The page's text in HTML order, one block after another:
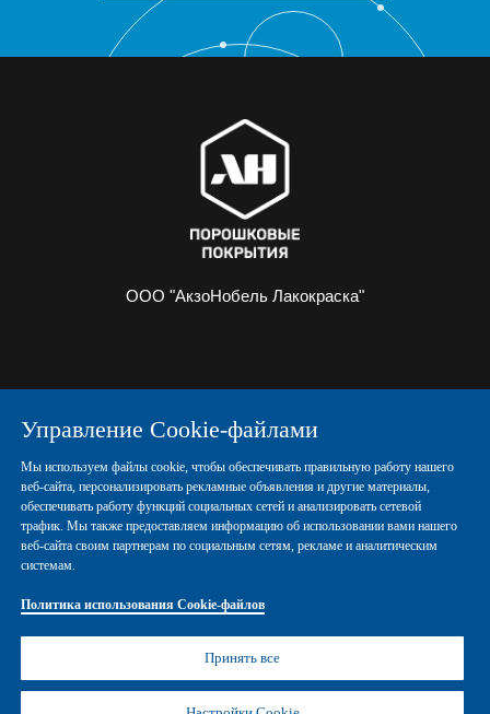
Управление Cookie-файлами
Мы используем файлы cookie, чтобы обеспечивать правильную работу нашего
веб-сайта, персонализировать рекламные объявления и другие материалы,
обеспечивать работу функций социальных сетей и анализировать сетевой
трафик. Мы также предоставляем информацию об использовании вами нашего
веб-сайта своим партнерам по социальным сетям, рекламе и аналитическим
системам.
Политика использования Cookie-файлов
Принять все
ООО "АкзоНобель Лакокраска"
ПОРОШКОВЫЕ КРАСКИ КОНТАКТЫ
Политика конфиденциальности
Правовые положения
© Copyright 2026 AN Powder Coatings